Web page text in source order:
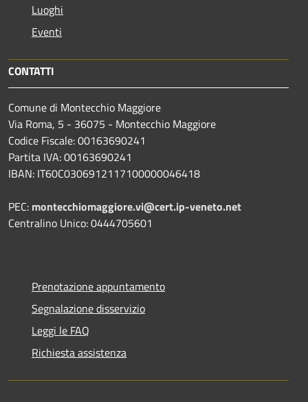
Luoghi
Eventi
CONTATTI
Comune di Montecchio Maggiore
Via Roma, 5 - 36075 - Montecchio Maggiore
Codice Fiscale: 00163690241
Partita IVA: 00163690241
IBAN: IT60C0306912117100000046418
PEC: montecchiomaggiore.vi@cert.ip-veneto.net
Centralino Unico: 0444705601
Prenotazione appuntamento
Segnalazione disservizio
Leggi le FAQ
Richiesta assistenza